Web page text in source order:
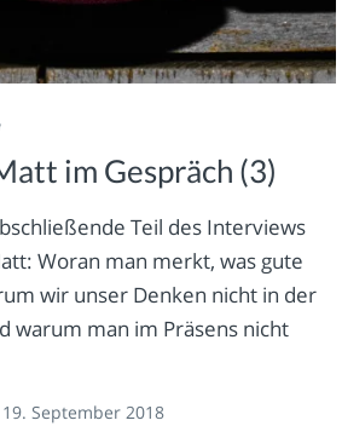
im Gespräch (3)
Teil des Interviews
Woran man merkt, was gute
wir unser Denken nicht in der
warum man im Präsens nicht
19. September 2018